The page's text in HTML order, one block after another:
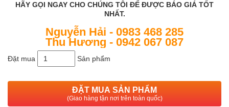
HÃY GỌI NGAY CHO CHÚNG TÔI ĐỂ ĐƯỢC BÁO GIÁ TỐT
NHẤT.
Nguyễn Hải - 0983 468 285
Thu Hương - 0942 067 087
Đặt mua Sản phẩm
ĐẶT MUA SẢN PHẨM
(Giao hàng tận nơi trên toàn quốc)